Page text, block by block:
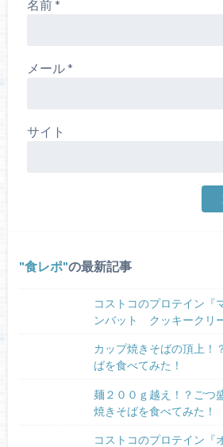
名前*
メール*
サイト
食レポ の最新記事
コストコのプロテイン
ンバット クッキークリ
カップ焼きそばの頂上！
ばを食べてみた！
麺２００ｇ越え！？ごつ
焼きそばを食べてみた！
コストコのプロテイン『